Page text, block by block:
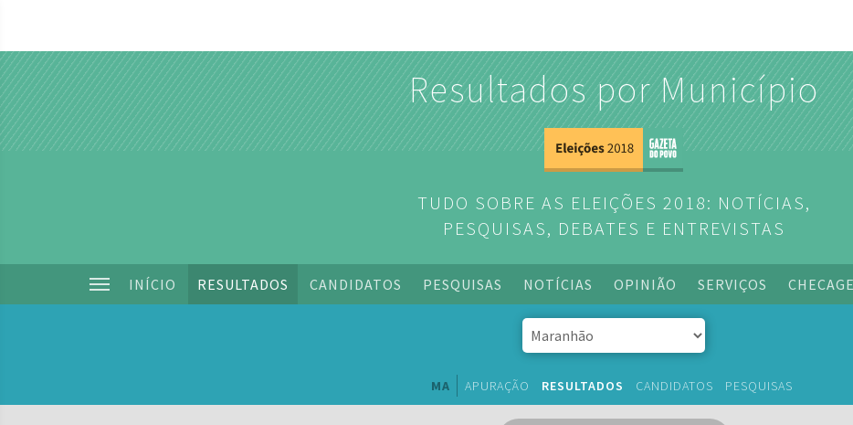
Resultados por Município
TUDO SOBRE AS ELEIÇÕES 2018: NOTÍCIAS,
PESQUISAS, DEBATES E ENTREVISTAS
INÍCIO RESULTADOS CANDIDATOS PESQUISAS NOTÍCIAS OPINIÃO SERVIÇOS
MA APURAÇÃO RESULTADOS CANDIDATOS PESQUISAS